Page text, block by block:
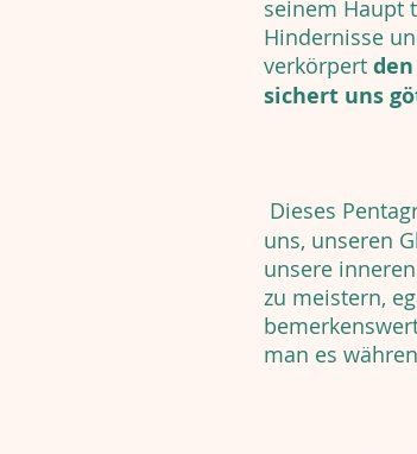
seinem Haupt
Hindernisse
verkörpert
sichert uns
Dieses
uns, unseren
unsere
zu meistern,
man es